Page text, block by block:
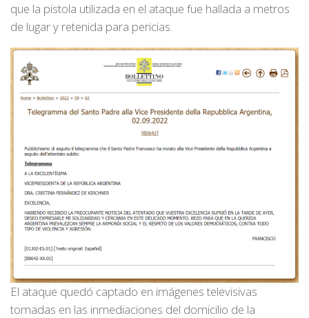
que la pistola utilizada en el ataque fue hallada a metros
de lugar y retenida para pericias.
El ataque quedó captado en imágenes televisivas
tomadas en las inmediaciones del domicilio de la